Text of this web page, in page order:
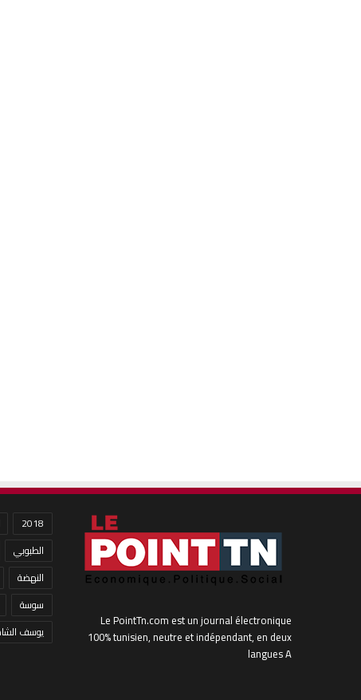
Le PointTn.com est un journal électronique
100% tunisien, neutre et indépendant, en deux
langues A
2018
الطبوبي
النهضة
سوسة
يوسف